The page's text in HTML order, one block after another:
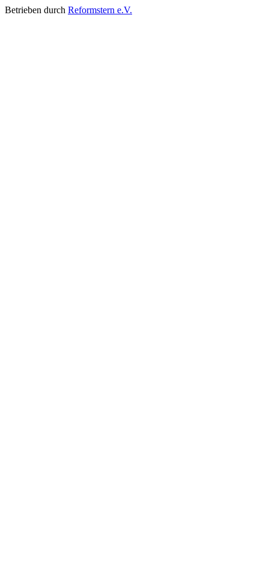
Betrieben durch Reformstern e.V.